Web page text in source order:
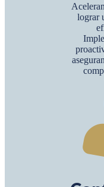
lograr